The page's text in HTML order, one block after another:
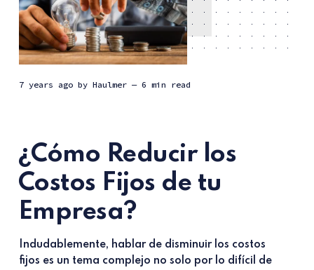
7 years agoby Haulmer — 6 min read
¿Cómo Reducir los
Costos Fijos de tu
Empresa?
Indudablemente, hablar de disminuir los costos
fijos es un tema complejo no solo por lo difícil de